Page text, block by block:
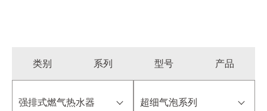
类别 系列 型号 产品
强排式燃气热水器 超细气泡系列